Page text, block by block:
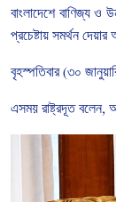
বাংলাদেশে বাণিজ্য ও
প্রচেষ্টায় সমর্থন দেয়ার
বৃহস্পতিবার(৩০
এসময় রাষ্ট্রদূত বলেন,